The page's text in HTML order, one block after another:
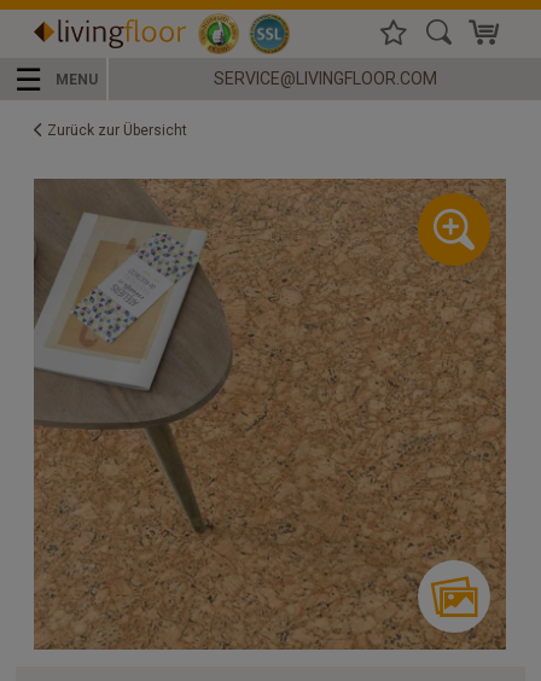
☰ MENU SERVICE@LIVINGFLOOR.COM
Zurück zur Übersicht